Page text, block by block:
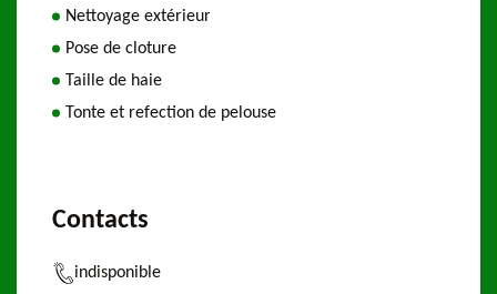
Nettoyage extérieur
Pose de cloture
Taille de haie
Tonte et refection de pelouse
Contacts
indisponible